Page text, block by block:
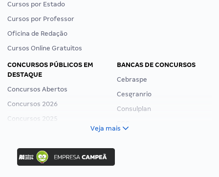
Cursos por Estado
Cursos por Professor
Oficina de Redação
Cursos Online Gratuitos
CONCURSOS PÚBLICOS EM
DESTAQUE
Concursos Abertos
Concursos 2026
Concursos 2025
Concurso Ibama
Concurso MPU
BANCAS DE CONCURSOS
Cebraspe
Cesgranrio
Consulplan
Veja mais